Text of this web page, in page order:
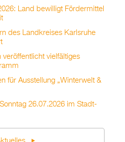
Land be­wil­ligt För­der­mit­tel
des Land­krei­ses Karls­ru­he
viel­fäl­ti­ges
für Aus­stel­lung „Win­ter­welt &
26.07.2026 im Stadt­